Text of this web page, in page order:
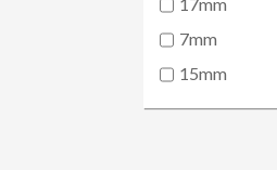
7mm
15mm